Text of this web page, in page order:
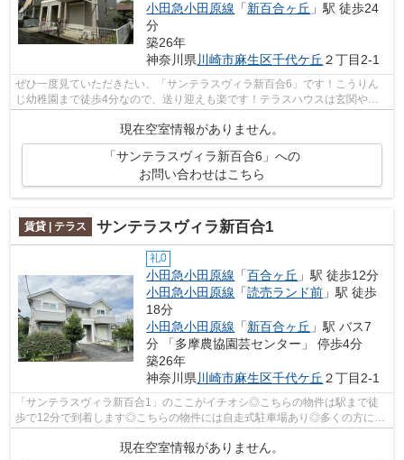
小田急小田原線 「新百合ヶ丘 」駅 徒歩24
分
築26年
神奈川県川崎市麻生区千代ケ丘 ２丁目2-1
ぜひ一度見ていただきたい、「サンテラスヴィラ新百合6」です！こうりん
じ幼稚園まで徒歩4分なので、送り迎えも楽です！テラスハウスは玄関や庭
現在空室情報がありません。
「サンテラスヴィラ新百合6」への
お問い合わせはこちら
賃貸 | テラス サンテラスヴィラ新百合1
礼0
小田急小田原線 「百合ヶ丘 」駅 徒歩12分
小田急小田原線 「読売ランド前 」駅 徒歩
18分
小田急小田原線 「新百合ヶ丘 」駅 バス7
分 「多摩農協園芸センター」 停歩4分
築26年
神奈川県 川崎市麻生区千代ケ丘 ２丁目2-1
「サンテラスヴィラ新百合1」のここがイチオシ◎こちらの物件は駅まで徒
歩で12分で到着します◎こちらの物件には自走式駐車場あり◎多くの方にご
好評をいただいている、清潔感のある賃貸...
現在空室情報がありません。